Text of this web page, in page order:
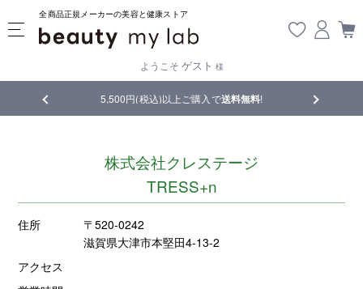
全商品正規メーカーの美容と健康ストア
ようこそ ゲスト 様
5,500円(税込)以上ご購入で送料無料! 【重要】
株式会社クレステージ
TRESS+n
住所
〒520-0242
滋賀県大津市本堅田4-13-2
アクセス